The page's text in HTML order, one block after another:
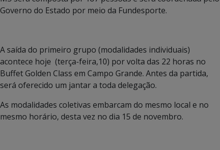
Governo do Estado por meio da Fundesporte.
A saída do primeiro grupo (modalidades individuais)
acontece hoje (terça-feira,10) por volta das 22 horas no
Buffet Golden Class em Campo Grande. Antes da partida,
será oferecido um jantar a toda delegação.
As modalidades coletivas embarcam do mesmo local e no
mesmo horário, desta vez no dia 15 de novembro.